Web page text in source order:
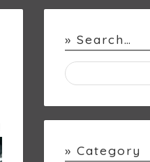
» Search…
» Category